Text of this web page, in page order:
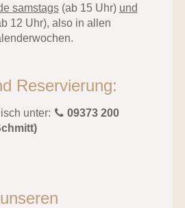
samstags(ab 15 Uhr) und
12 Uhr), also in allen
Reservierung:
unter:
09373 200